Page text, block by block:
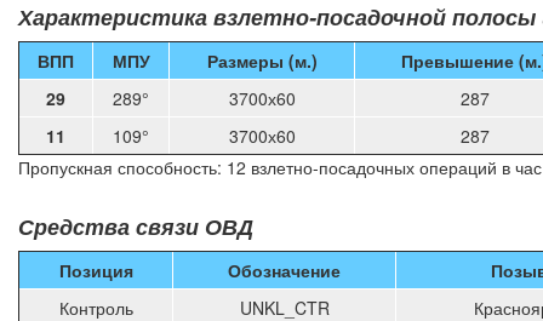
Характеристика взлетно-посадочной полосы
ВПП МПУ Размеры (м.)
Превышение
29
289° 3700х60
287
11
109° 3700х60
287
Пропускная способность: 12 взлетно-посадочных операций в час
Средства связи ОВД
Позиция Обозначение
Контроль
UNKL_CTR